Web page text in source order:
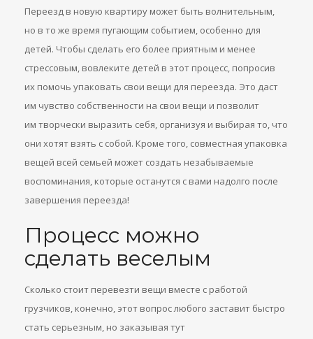
Переезд в новую квартиру может быть волнительным,
но в то же время пугающим событием, особенно для
детей. Чтобы сделать его более приятным и менее
стрессовым, вовлеките детей в этот процесс, попросив
их помочь упаковать свои вещи для переезда. Это даст
им чувство собственности на свои вещи и позволит
им творчески выразить себя, организуя и выбирая то, что
они хотят взять с собой. Кроме того, совместная упаковка
вещей всей семьей может создать незабываемые
воспоминания, которые останутся с вами надолго после
завершения переезда!
Процесс можно
сделать веселым
Сколько стоит перевезти вещи вместе с работой
грузчиков, конечно, этот вопрос любого заставит быстро
стать серьезным, но заказывая тут